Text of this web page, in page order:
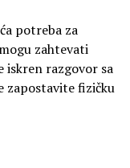
potreba za
zahtevati
iskren razgovor sa
zapostavite fizičku